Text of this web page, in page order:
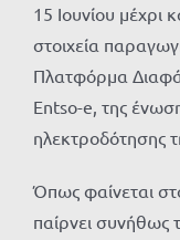
15 Ιουνίου μέχρι
στοιχεία
Πλατφόρμα
Entso-e, της
ηλεκτροδότησης
Όπως φαίνεται
παίρνει συνήθως